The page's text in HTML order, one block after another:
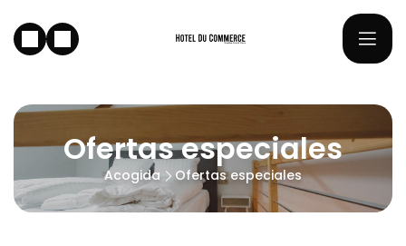
Ofertas especiales
Acogida Ofertas especiales